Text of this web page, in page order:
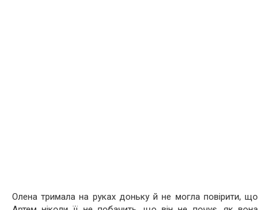
Олена тримала на руках доньку й не могла повірити, що